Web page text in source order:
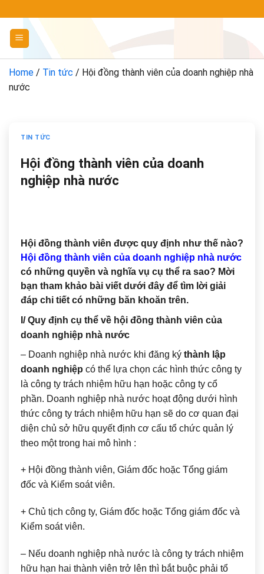
đến
dung
Home / Tin tức / Hội đồng thành viên của doanh nghiệp nhà
nước
TIN TỨC
Hội đồng thành viên của doanh
nghiệp nhà nước
Hội đồng thành viên được quy định như thế nào?
Hội đồng thành viên của doanh nghiệp nhà nước
có những quyền và nghĩa vụ cụ thể ra sao? Mời
bạn tham khảo bài viết dưới đây để tìm lời giải
đáp chi tiết có những băn khoăn trên.
I/ Quy định cụ thể về hội đồng thành viên của
doanh nghiệp nhà nước
– Doanh nghiệp nhà nước khi đăng ký thành lập
doanh nghiệp có thể lựa chọn các hình thức công ty
là công ty trách nhiệm hữu hạn hoặc công ty cổ
phần. Doanh nghiệp nhà nước hoạt động dưới hình
thức công ty trách nhiệm hữu hạn sẽ do cơ quan đại
diện chủ sở hữu quyết định cơ cấu tổ chức quản lý
theo một trong hai mô hình :
+ Hội đồng thành viên, Giám đốc hoặc Tổng giám
đốc và Kiểm soát viên.
+ Chủ tịch công ty, Giám đốc hoặc Tổng giám đốc và
Kiểm soát viên.
– Nếu doanh nghiệp nhà nước là công ty trách nhiệm
hữu hạn hai thành viên trở lên thì bắt buộc phải tổ